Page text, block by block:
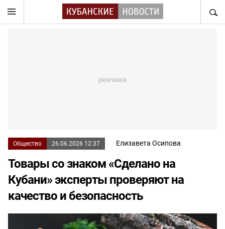
Общество 26.06.2026 12:37 Елизавета Осипова
Товары со знаком «Сделано на
Кубани» эксперты проверяют на
качество и безопасность